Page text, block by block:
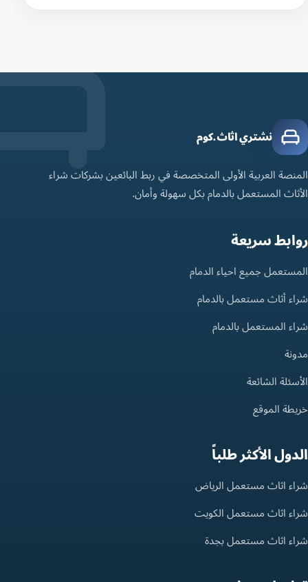
نشتري اثاث.كوم
المنصة العربية الأولى المتخصصة في ربط البائعين بشركات شراء
الأثاث المستعمل بالدمام بكل سهولة وأمان.
روابط سريعة
المستعمل جميع احياء الدمام
شراء أثاث مستعمل بالدمام
شراء المستعمل بالدمام
مدونة
الأسئلة الشائعة
خريطة الموقع
الدول الأكثر طلباً
شراء اثاث مستعمل الرياض
شراء اثاث مستعمل الكويت
شراء اثاث مستعمل بجدة